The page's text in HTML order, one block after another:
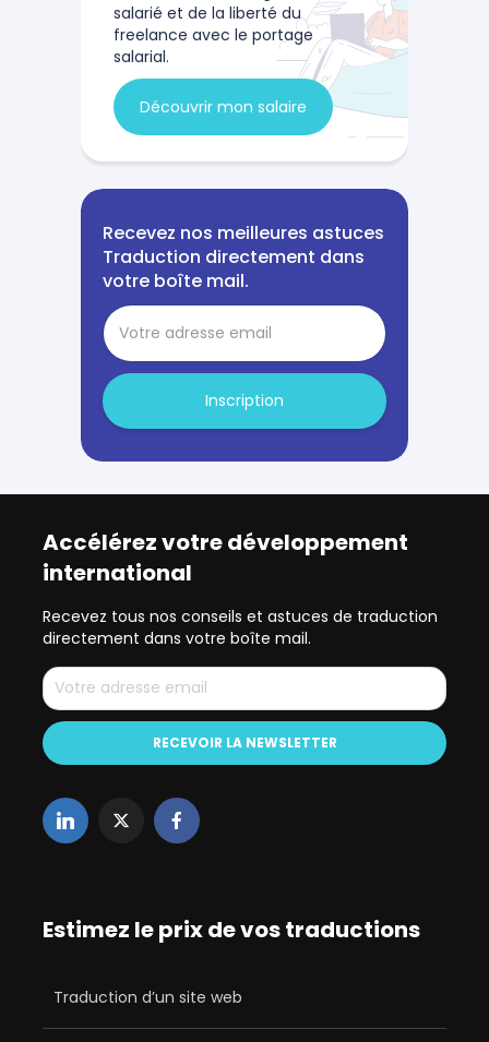
salarié et de la liberté du
freelance avec le portage
salarial.
Découvrir mon salaire
Recevez nos meilleures astuces
Traduction directement dans
votre boîte mail.
Inscription
Accélérez votre développement
international
Recevez tous nos conseils et astuces de traduction
directement dans votre boîte mail.
Estimez le prix de vos traductions
Traduction d’un site web